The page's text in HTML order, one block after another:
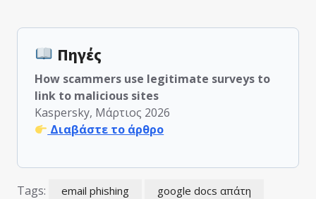
Πηγές
How scammers use legitimate surveys to
link to malicious sites
Kaspersky, Μάρτιος 2026
Διαβάστε το άρθρο
Tags: email phishing
google docs απάτη